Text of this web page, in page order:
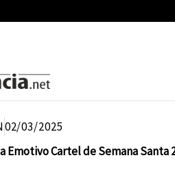
02/03/2025
Emotivo Cartel de Semana Santa